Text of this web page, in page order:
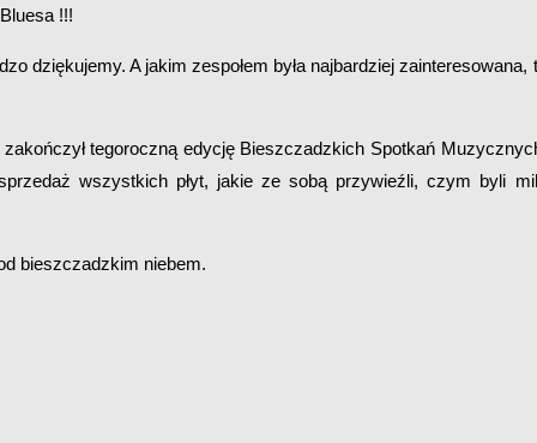
!!!
dziękujemy. A jakim zespołem była najbardziej zainteresowana,
tegoroczną edycję Bieszczadzkich Spotkań
wszystkich płyt, jakie ze sobą przywieźli, czym byli
bieszczadzkim niebem.